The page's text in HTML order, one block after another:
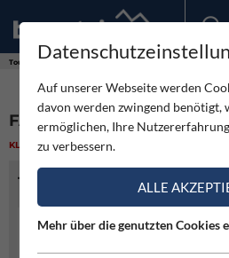
Touren
FA-MO`SER GUGG
KLETTERN MITTEL
TOURENINFO
Auf unserer Webseite werden
davon werden zwingend benötigt,
ermöglichen, Ihre
zu verbessern.
ALLE
Mehr über die genutzten Cookies